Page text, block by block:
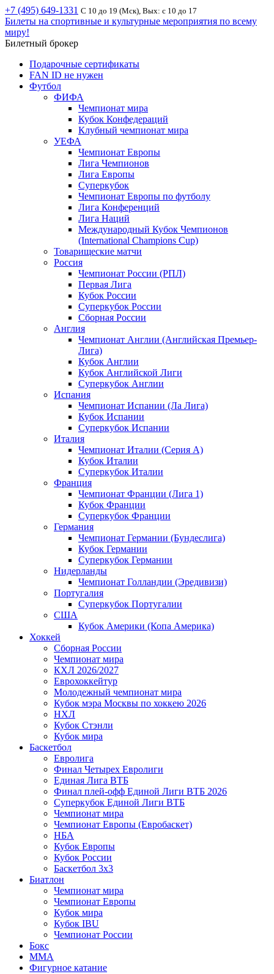
+7 (495) 649-1331 С 10 до 19 (Мск), Вых: с 10 до 17
Билеты на спортивные и культурные мероприятия по всему
миру!
Билетный брокер
Подарочные сертификаты
FAN ID не нужен
Футбол
ФИФА
Чемпионат мира
Кубок Конфедераций
Клубный чемпионат мира
УЕФА
Чемпионат Европы
Лига Чемпионов
Лига Европы
Суперкубок
Чемпионат Европы по футболу
Лига Конференций
Лига Наций
Международный Кубок Чемпионов
(International Champions Cup)
Товарищеские матчи
Россия
Чемпионат России (РПЛ)
Первая Лига
Кубок России
Суперкубок России
Сборная России
Англия
Чемпионат Англии (Английская Премьер-
Лига)
Кубок Англии
Кубок Английской Лиги
Суперкубок Англии
Испания
Чемпионат Испании (Ла Лига)
Кубок Испании
Суперкубок Испании
Италия
Чемпионат Италии (Серия А)
Кубок Италии
Суперкубок Италии
Франция
Чемпионат Франции (Лига 1)
Кубок Франции
Суперкубок Франции
Германия
Чемпионат Германии (Бундеслига)
Кубок Германии
Суперкубок Германии
Нидерланды
Чемпионат Голландии (Эредивизи)
Португалия
Суперкубок Португалии
США
Кубок Америки (Копа Америка)
Хоккей
Сборная России
Чемпионат мира
КХЛ 2026/2027
Еврохоккейтур
Молодежный чемпионат мира
Кубок мэра Москвы по хоккею 2026
НХЛ
Кубок Стэнли
Кубок мира
Баскетбол
Евролига
Финал Четырех Евролиги
Единая Лига ВТБ
Финал плей-офф Единой Лиги ВТБ 2026
Суперкубок Единой Лиги ВТБ
Чемпионат мира
Чемпионат Европы (Евробаскет)
НБА
Кубок Европы
Кубок России
Баскетбол 3х3
Биатлон
Чемпионат мира
Чемпионат Европы
Кубок мира
Кубок IBU
Чемпионат России
Бокс
MMA
Фигурное катание